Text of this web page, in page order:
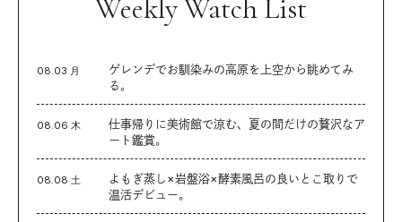
Weekly Watch List
08.03 月
ゲレンデでお馴染みの高原を上空から眺めてみ
る。
08.06 木
仕事帰りに美術館で涼む、夏の間だけの贅沢なア
ート鑑賞。
08.08 土
よもぎ蒸し×岩盤浴×酵素風呂の良いとこ取りで
温活デビュー。